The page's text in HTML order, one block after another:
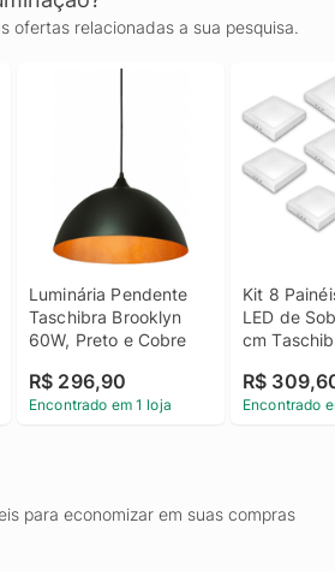
ofertas relacionadas a sua pesquisa.
Luminária Pendente
Taschibra Brooklyn
60W, Preto e Cobre
R$ 296,90
Encontrado em 1 loja
Kit 8
LED de
cm
Branca
R$
Encontrado
para economizar em suas compras